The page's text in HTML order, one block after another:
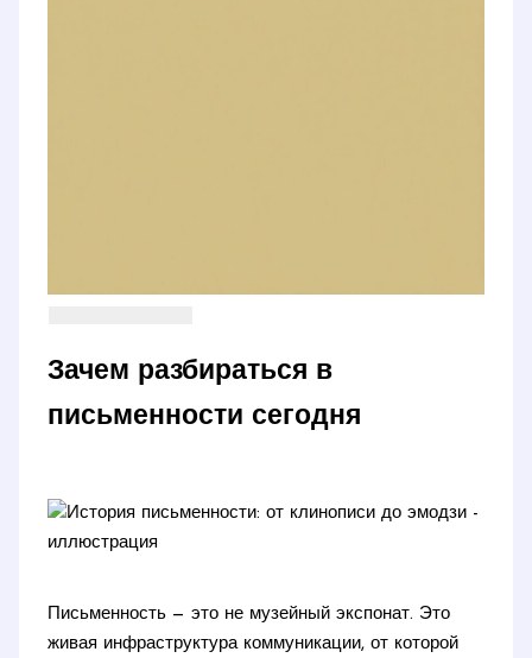
Зачем разбираться в
письменности сегодня
Письменность — это не музейный экспонат. Это
живая инфраструктура коммуникации, от которой